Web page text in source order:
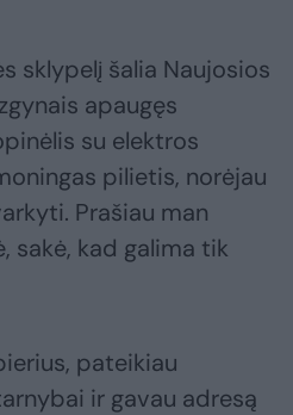
sklypelį šalia Naujosios
apaugęs
su elektros
pilietis, norėjau
Prašiau man
sakė, kad galima tik
pateikiau
ir gavau adresą